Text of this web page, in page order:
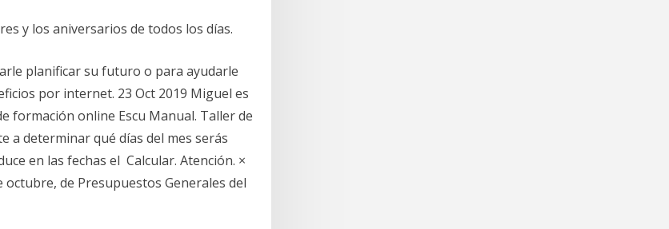
y los aniversarios de todos los días.
planificar su futuro o para ayudarle
por internet. 23 Oct 2019 Miguel es
formación online Escu Manual. Taller de
a determinar qué días del mes serás
en las fechas el Calcular. Atención. ×
de Presupuestos Generales del